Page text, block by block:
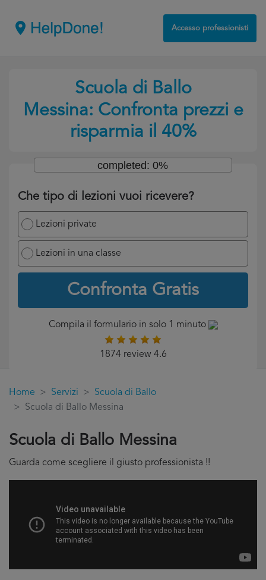
Accesso professionisti
Scuola di Ballo
Messina: Confronta prezzi e
risparmia il 40%
Che tipo di lezioni vuoi ricevere?
Lezioni private
Lezioni in una classe
Confronta Gratis
completed: 0%
Compila il formulario in solo 1 minuto
1874 review 4.6
Home Servizi
Scuola di Ballo
Scuola di Ballo Messina
Scuola di Ballo Messina
Guarda come scegliere il giusto professionista !!